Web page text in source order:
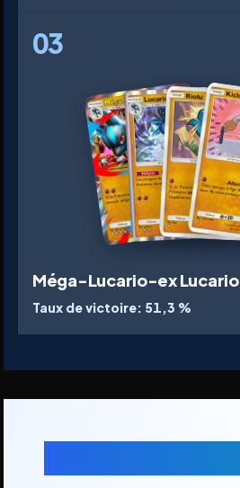
03
Méga-Lucario-ex Lucario
Taux de victoire: 51,3 %